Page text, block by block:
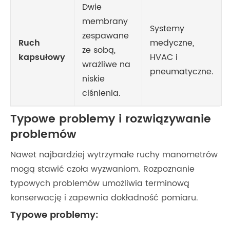
Ruch
kapsułowy
Dwie
membrany
zespawane
ze sobą,
wrażliwe na
niskie
ciśnienia.
Systemy
medyczne,
HVAC i
pneumatyczne.
Typowe problemy i rozwiązywanie
problemów
Nawet najbardziej wytrzymałe ruchy manometrów
mogą stawić czoła wyzwaniom. Rozpoznanie
typowych problemów umożliwia terminową
konserwację i zapewnia dokładność pomiaru.
Typowe problemy: